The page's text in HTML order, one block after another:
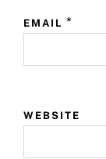
EMAIL *
WEBSITE